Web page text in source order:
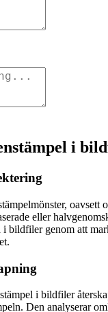
i
oavsett
eller
i bildfiler genom att
i bildfiler
Den analyserar